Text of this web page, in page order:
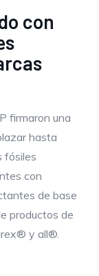
con
firmaron una
hasta
fósiles
con
de base
productos de
y all®.